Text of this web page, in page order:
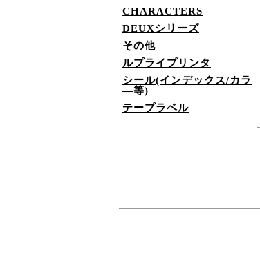
CHARACTERS
DEUXシリーズ
その他
ルプライプリンタ
シール(インデックス/カラ
―等)
テープラベル